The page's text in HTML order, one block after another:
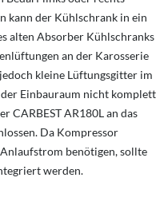
kann der Kühlschrank in ein
alten Absorber Kühlschranks
an der Karosserie
kleine Lüftungsgitter im
Einbauraum nicht komplett
CARBEST AR180L an das
Da Kompressor
benötigen, sollte
werden.